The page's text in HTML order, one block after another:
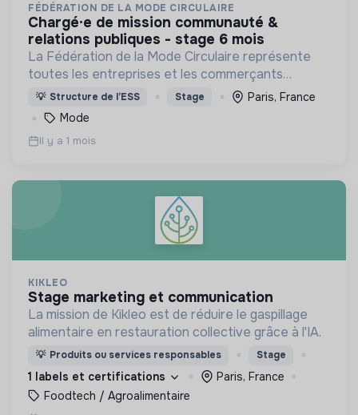
FÉDÉRATION DE LA MODE CIRCULAIRE
chargé·e de mission communauté &
relations publiques - stage 6 mois
La Fédération de la Mode Circulaire représente
toutes les entreprises et les commerçants
engagés dans la mode circulaire en portant les
valeurs d'une mode juste, transparente et
responsable.
💡 Structure de l’ESS Stage
Paris, France
Mode
Il y a 1 mois
KIKLEO
stage marketing et communication
La mission de Kikleo est de réduire le gaspillage
alimentaire en restauration collective grâce à l'IA.
💡 Produits ou services responsables Stage
1 labels et certifications
Paris, France
Foodtech / Agroalimentaire